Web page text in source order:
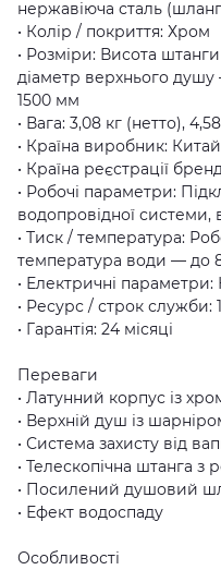
нержавіюча сталь
• Колір / покриття: Хром
• Розміри: Висота
діаметр верхнього
1500 мм
• Вага: 3,08 кг (нетто),
• Країна виробник: Китай
• Країна реєстрації
• Робочі параметри:
водопровідної
• Тиск / температура:
температура води — до
• Електричні
• Ресурс / строк служби:
• Гарантія: 24 місяці
Переваги
• Латунний корпус із
• Верхній душ із
• Система захисту від
• Телескопічна штанга
• Посилений душовий
• Ефект водоспаду
Особливості